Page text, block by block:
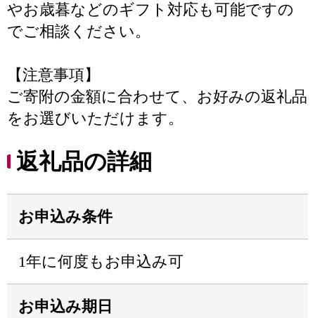
やお歳暮などのギフト対応も可能ですの
でご相談ください。
【注意事項】
ご寄附の金額に合わせて、お好みの返礼品
をお選びいただけます。
返礼品の詳細
お申込み条件
1年に何度もお申込み可
お申込み期日